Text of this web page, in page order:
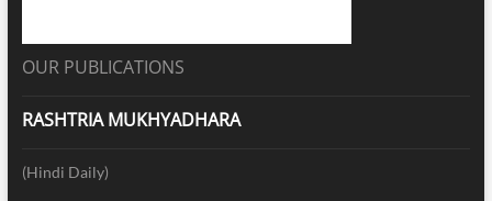
OUR PUBLICATIONS
RASHTRIA MUKHYADHARA
(Hindi Daily)